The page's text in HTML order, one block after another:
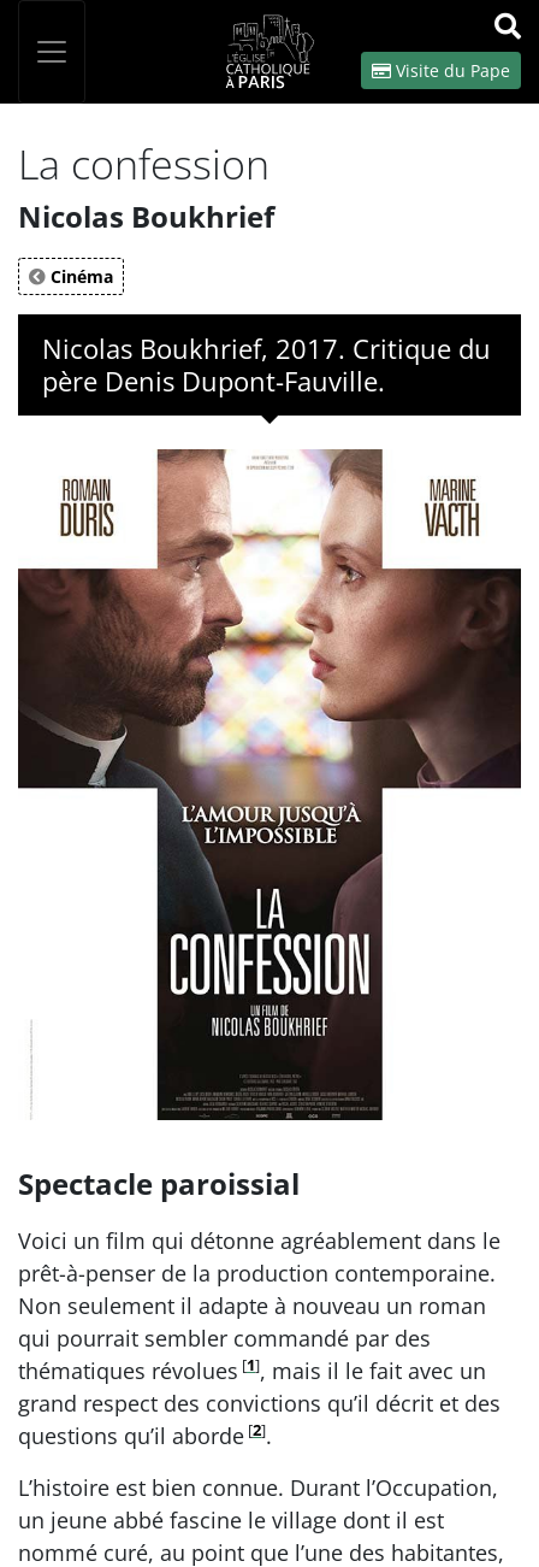
OK
Visite du Pape
La confession
Nicolas Boukhrief
Cinéma
Nicolas Boukhrief, 2017. Critique du
père Denis Dupont-Fauville.
Spectacle paroissial
Voici un film qui détonne agréablement dans le
prêt-à-penser de la production contemporaine.
Non seulement il adapte à nouveau un roman
qui pourrait sembler commandé par des
thématiques révolues [1], mais il le fait avec un
grand respect des convictions qu’il décrit et des
questions qu’il aborde [2].
L’histoire est bien connue. Durant l’Occupation,
un jeune abbé fascine le village dont il est
nommé curé, au point que l’une des habitantes,
Panneau de gestion des cookies